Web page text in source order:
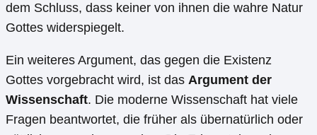
dem Schluss, dass keiner von ihnen die wahre Natur
Gottes widerspiegelt.
Ein weiteres Argument, das gegen die Existenz
Gottes vorgebracht wird, ist das Argument der
Wissenschaft. Die moderne Wissenschaft hat viele
Fragen beantwortet, die früher als übernatürlich oder